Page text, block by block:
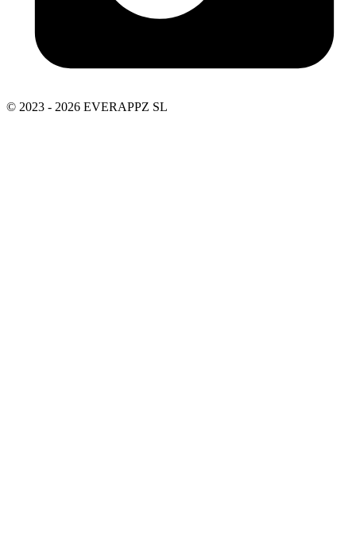
© 2023 - 2026 EVERAPPZ SL